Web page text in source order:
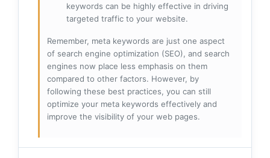
keywords can be highly effective in driving
targeted traffic to your website.
Remember, meta keywords are just one aspect
of search engine optimization (SEO), and search
engines now place less emphasis on them
compared to other factors. However, by
following these best practices, you can still
optimize your meta keywords effectively and
improve the visibility of your web pages.